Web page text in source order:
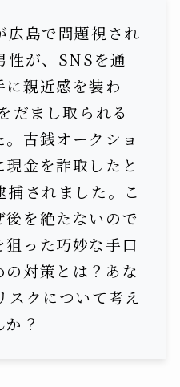
広島で問題視され
性が、SNSを通
親近感を装わ
だまし取られる
古銭オークショ
金を詐取したと
捕されました。こ
を絶たないので
った巧妙な手口
対策とは？あな
スクについて考え
？